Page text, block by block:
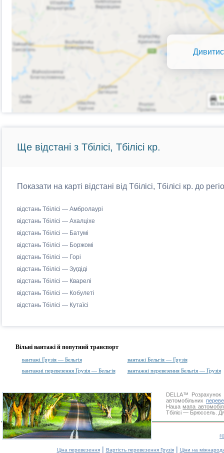
Ще відстані з Тбілісі, Тбілісі кр.
Показати на карті відстані від Тбілісі, Тбілісі кр. до
відстань Тбілісі — Амбролаурі
відстань Тбілісі — Ахалціхе
відстань Тбілісі — Батумі
відстань Тбілісі — Боржомі
відстань Тбілісі — Горі
відстань Тбілісі — Зугдіді
відстань Тбілісі — Кварелі
відстань Тбілісі — Кобулеті
відстань Тбілісі — Кутаїсі
Вільні вантажі й попутний транспорт
вантажі Грузія — Бельгія
вантажі Бельгія — Грузія
вантажні перевезення Грузія — Бельгія
вантажні перевезення Бельгія — Грузія
DELLA™ Розрахунок
автомобільних
Нашамапа
Тбілісі — Брюссель.
Ціна перевезення| Вартість перевезення Грузія| Ціни на